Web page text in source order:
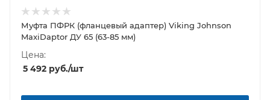
Муфта ПФРК (фланцевый адаптер) Viking Johnson
MaxiDaptor ДУ 65 (63-85 мм)
Цена:
5 492 руб./шт